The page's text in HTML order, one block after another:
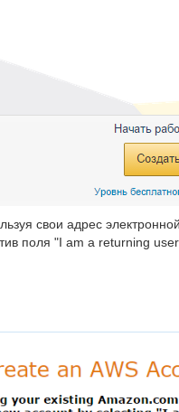
свои адрес
поля "I am a returning